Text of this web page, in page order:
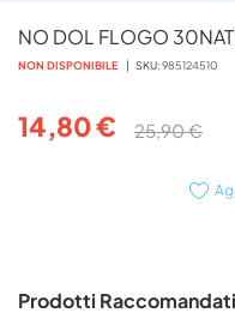
NO DOL FLOGO
NON DISPONIBILE SKU 985124510
14,80 € 25,90 €
all'inizio
della
immagini
Prodotti Raccomandati